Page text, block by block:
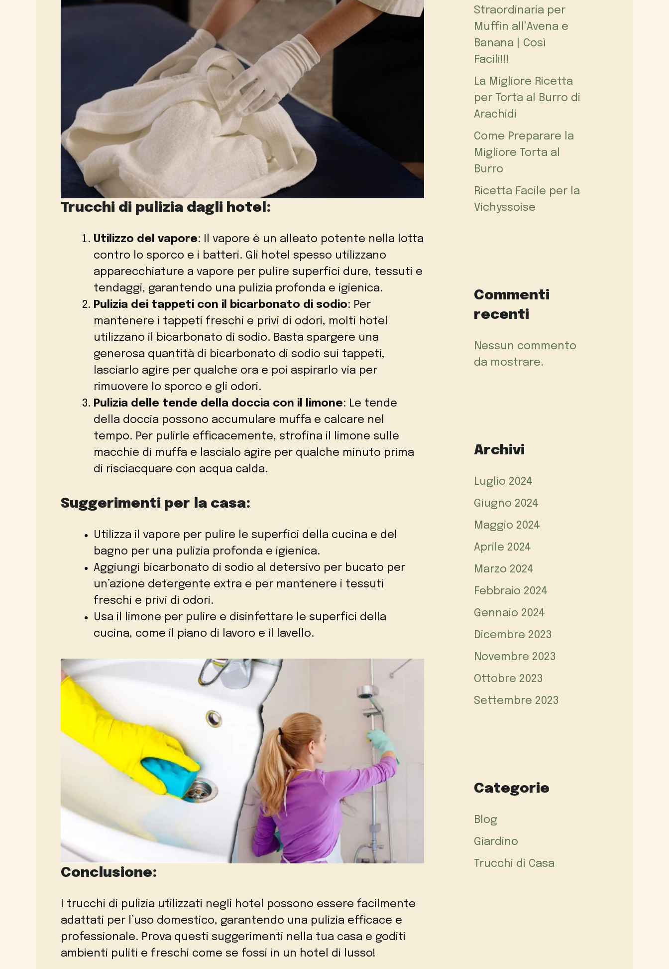
Trucchi di pulizia dagli hotel:
Utilizzo del vapore: Il vapore è un alleato potente nella lotta
contro lo sporco e i batteri. Gli hotel spesso utilizzano
apparecchiature a vapore per pulire superfici dure, tessuti e
tendaggi, garantendo una pulizia profonda e igienica.
Pulizia dei tappeti con il bicarbonato di sodio: Per
mantenere i tappeti freschi e privi di odori, molti hotel
utilizzano il bicarbonato di sodio. Basta spargere una
generosa quantità di bicarbonato di sodio sui tappeti,
lasciarlo agire per qualche ora e poi aspirarlo via per
rimuovere lo sporco e gli odori.
Pulizia delle tende della doccia con il limone: Le tende
della doccia possono accumulare muffa e calcare nel
tempo. Per pulirle efficacemente, strofina il limone sulle
macchie di muffa e lascialo agire per qualche minuto prima
di risciacquare con acqua calda.
Suggerimenti per la casa:
Utilizza il vapore per pulire le superfici della cucina e del
bagno per una pulizia profonda e igienica.
Aggiungi bicarbonato di sodio al detersivo per bucato per
un’azione detergente extra e per mantenere i tessuti
freschi e privi di odori.
Usa il limone per pulire e disinfettare le superfici della
cucina, come il piano di lavoro e il lavello.
Conclusione:
I trucchi di pulizia utilizzati negli hotel possono essere facilmente
adattati per l’uso domestico, garantendo una pulizia efficace e
professionale. Prova questi suggerimenti nella tua casa e goditi
ambienti puliti e freschi come se fossi in un hotel di lusso!
Straordinaria per
Muffin all’Avena e
Banana | Così
Facili!!!
La Migliore Ricetta
per Torta al Burro di
Arachidi
Come Preparare la
Migliore Torta al
Burro
Ricetta Facile per la
Vichyssoise
Commenti
recenti
Nessun commento
da mostrare.
Archivi
Luglio 2024
Giugno 2024
Maggio 2024
Aprile 2024
Marzo 2024
Febbraio 2024
Gennaio 2024
Dicembre 2023
Novembre 2023
Ottobre 2023
Settembre 2023
Categorie
Blog
Giardino
Trucchi di Casa